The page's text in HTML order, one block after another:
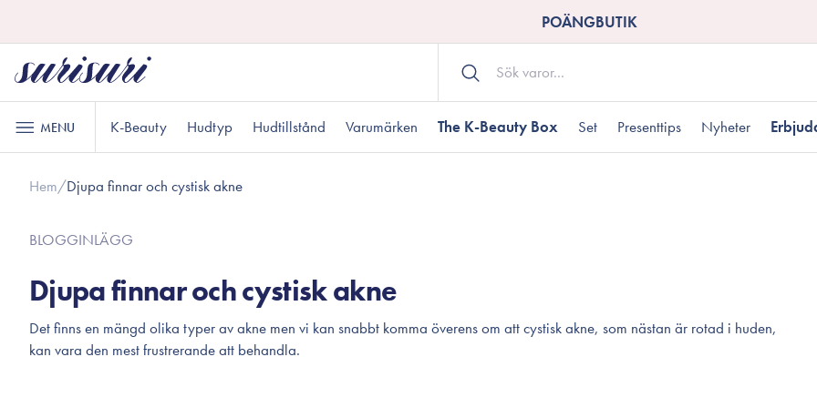
POÄNGBUTIK
MENU K-Beauty
Hudvård
rengöring
rengöring
Exfoliering
Toner
Läppbalsam
Makeup
Handvård
Hudtyp Hudtillstånd
Känslig hud Rodnad Uttorkard hud
Varumärken The K-Beauty Box Set Presenttips
Presenter till honom Presentboxar Presentkort
Nyheter
Hem/Djupa finnar och cystisk akne
BLOGGINLÄGG
Djupa finnar och cystisk akne
Det finns en mängd olika typer av akne men vi kan snabbt komma överens om att cystisk akne, som nästan är rotad i huden,
kan vara den mest frustrerande att behandla.